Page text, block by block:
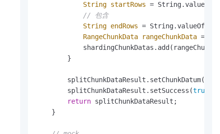
String startRows =
// 包含
String endRows =
RangeChunkData
rangeChunkData =
        }
        splitChunkDataResult.setSuccess(
true
return splitChunkDataResult;
    }